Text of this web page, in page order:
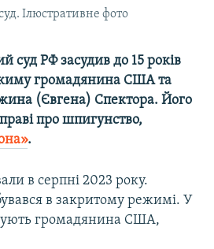
КРИМУІлюстративне фото
суд РФ засудив до 15 років
громадянина США та
(Євгена) Спектора. Його
про шпигунство,
.
в серпні 2023 року.
в закритому режимі. У
громадянина США,